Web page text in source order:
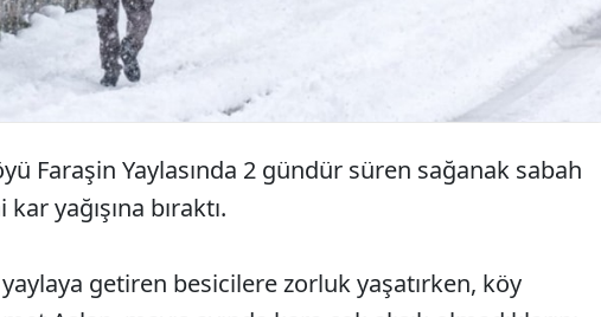
Faraşin Yaylasında 2 gündür süren sağanak sabah
yağışına bıraktı.
yaylaya getiren besicilere zorluk yaşatırken, köy